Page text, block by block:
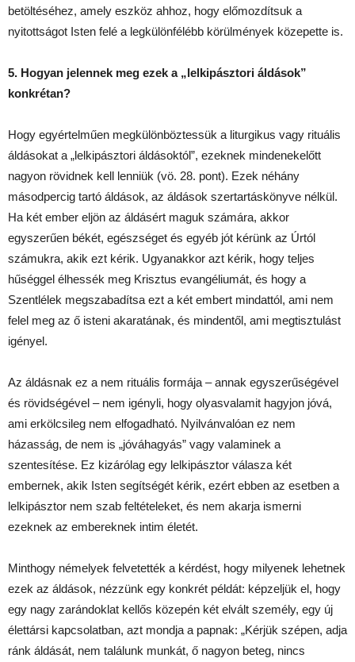
betöltéséhez, amely eszköz ahhoz, hogy előmozdítsuk a
nyitottságot Isten felé a legkülönfélébb körülmények közepette is.
5. Hogyan jelennek meg ezek a „lelkipásztori áldások”
konkrétan?
Hogy egyértelműen megkülönböztessük a liturgikus vagy rituális
áldásokat a „lelkipásztori áldásoktól”, ezeknek mindenekelőtt
nagyon rövidnek kell lenniük (vö. 28. pont). Ezek néhány
másodpercig tartó áldások, az áldások szertartáskönyve nélkül.
Ha két ember eljön az áldásért maguk számára, akkor
egyszerűen békét, egészséget és egyéb jót kérünk az Úrtól
számukra, akik ezt kérik. Ugyanakkor azt kérik, hogy teljes
hűséggel élhessék meg Krisztus evangéliumát, és hogy a
Szentlélek megszabadítsa ezt a két embert mindattól, ami nem
felel meg az ő isteni akaratának, és mindentől, ami megtisztulást
igényel.
Az áldásnak ez a nem rituális formája – annak egyszerűségével
és rövidségével – nem igényli, hogy olyasvalamit hagyjon jóvá,
ami erkölcsileg nem elfogadható. Nyilvánvalóan ez nem
házasság, de nem is „jóváhagyás” vagy valaminek a
szentesítése. Ez kizárólag egy lelkipásztor válasza két
embernek, akik Isten segítségét kérik, ezért ebben az esetben a
lelkipásztor nem szab feltételeket, és nem akarja ismerni
ezeknek az embereknek intim életét.
Minthogy némelyek felvetették a kérdést, hogy milyenek lehetnek
ezek az áldások, nézzünk egy konkrét példát: képzeljük el, hogy
egy nagy zarándoklat kellős közepén két elvált személy, egy új
élettársi kapcsolatban, azt mondja a papnak: „Kérjük szépen, adja
ránk áldását, nem találunk munkát, ő nagyon beteg, nincs